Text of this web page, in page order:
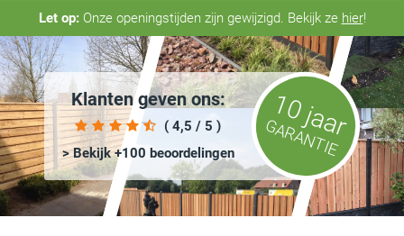
Let op:Onze openingstijden zijn gewijzigd. Bekijk ze hier!
Klanten geven ons:
( 4,5 / 5 )
> Bekijk +100 beoordelingen
10 jaar
GARANTIE